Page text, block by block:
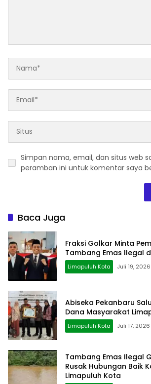
Simpan nama, email, dan situs web
peramban ini untuk komentar saya
Baca Juga
Fraksi Golkar Minta
Tambang Emas Ilegal
Limapuluh Kota Juli 19, 2026
Abiseka Pekanbaru
Dana Masyarakat
Limapuluh Kota Juli 17, 2026
Tambang Emas Ilegal
Rusak Hubungan Baik
Limapuluh Kota